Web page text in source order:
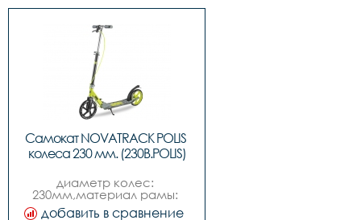
Самокат NOVATRACK POLIS
колеса 230 мм. (230B.POLIS)
диаметр колес:
230мм,материал рамы:
алюминий,пол: для
добавить в сравнение